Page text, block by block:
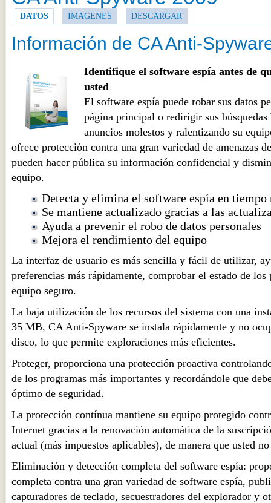
DATOS IMAGENES DESCARGAR
Información de CA Anti-
Identifique el software espía antes de
usted
El software espía puede robar sus datos
página principal o redirigir sus búsquedas
anuncios molestos y ralentizando su
ofrece protección contra una gran variedad de amenazas
pueden hacer pública su información confidencial y
equipo.
Detecta y elimina el software espía en tiempo
Se mantiene actualizado gracias a las
Ayuda a prevenir el robo de datos personales
Mejora el rendimiento del equipo
La interfaz de usuario es más sencilla y fácil de utilizar,
preferencias más rápidamente, comprobar el estado de los
equipo seguro.
La baja utilización de los recursos del sistema con una
35 MB, CA Anti-Spyware se instala rápidamente y no
disco, lo que permite exploraciones más eficientes.
Proteger, proporciona una protección proactiva
de los programas más importantes y recordándole que
óptimo de seguridad.
La protección contínua mantiene su equipo protegido
Internet gracias a la renovación automática de la
actual (más impuestos aplicables), de manera que usted
Eliminación y detección completa del software espía:
completa contra una gran variedad de software espía,
capturadores de teclado, secuestradores del explorador y